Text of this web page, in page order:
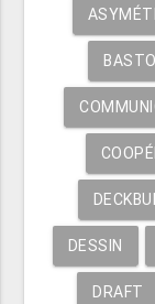
DESSIN
DRAFT